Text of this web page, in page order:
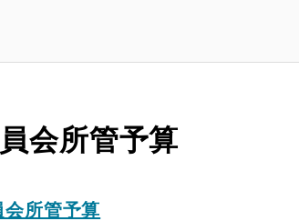
会所管予算
会所管予算